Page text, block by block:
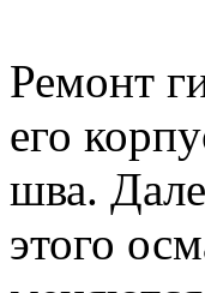
Ремонт
его
шва.
этого